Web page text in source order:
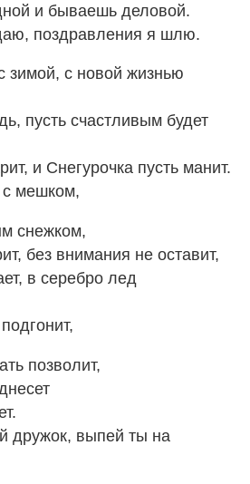
и бываешь деловой.
поздравления я шлю.
зимой, с новой жизнью
пусть счастливым будет
и Снегурочка пусть манит.
мешком,
снежком,
без внимания не оставит,
в серебро лед
позволит,
дружок, выпей ты на